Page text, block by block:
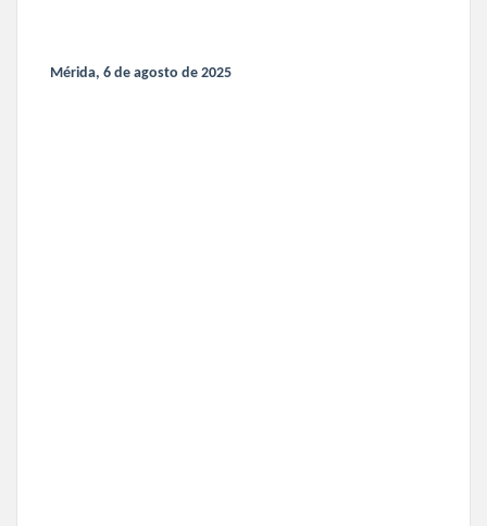
Mérida, 6 de agosto de 2025